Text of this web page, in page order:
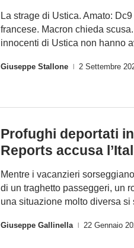
La strage di Ustica. Amato:
francese. Macron chieda
innocenti di Ustica non hanno
Giuseppe Stallone 2 Settembre
Profughi deportati
Reports accusa
Mentre i vacanzieri
di un traghetto passeggeri, un
una situazione molto diversa
Giuseppe Gallinella 22 Gennaio